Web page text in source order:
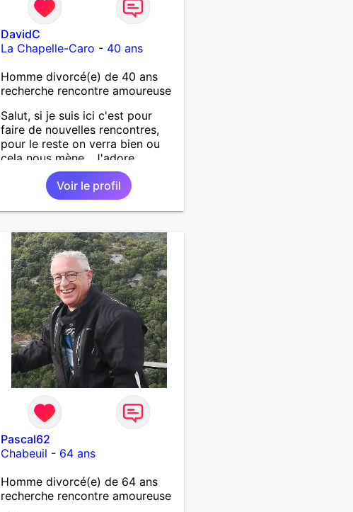
DavidC
La Chapelle-Caro - 40 ans
Homme divorcé(e) de 40 ans
recherche rencontre amoureuse
Salut, si je suis ici c'est pour
faire de nouvelles rencontres,
pour le reste on verra bien ou
cela nous mène . J'adore
découvrir de nouvelles choses ,
alors si vous voulez m'initier à
l'une de vos activités je suis
partant.
Voir le profil
Pascal62
Chabeuil - 64 ans
Homme divorcé(e) de 64 ans
recherche rencontre amoureuse